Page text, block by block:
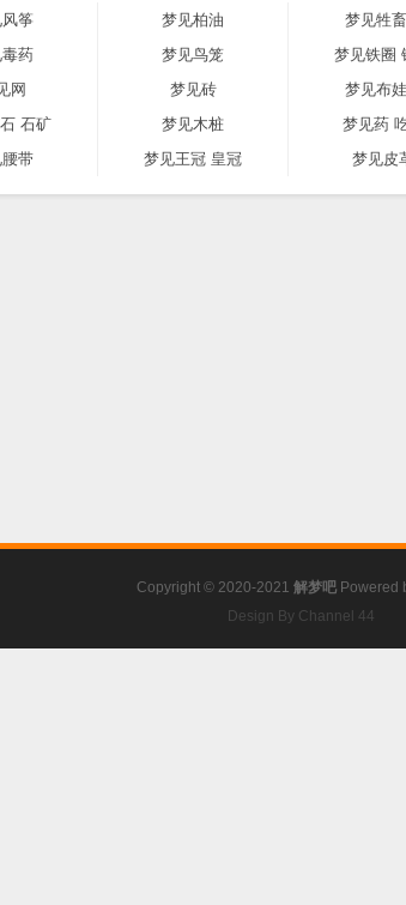
筝 梦见柏油 梦见牲
药 梦见鸟笼 梦见铁圈
网 梦见砖 梦见布
石矿 梦见木桩 梦见药
带 梦见王冠 皇冠 梦见皮
Copyright © 2020-2021 解梦吧 Powered
Design By Channel 44